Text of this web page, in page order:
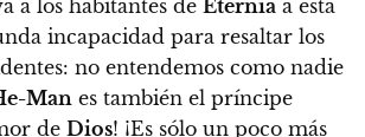
a los habitantes de Eternia a esta
incapacidad para resaltar los
no entendemos como nadie
Man es también el príncipe
de Dios! ¡Es sólo un poco más